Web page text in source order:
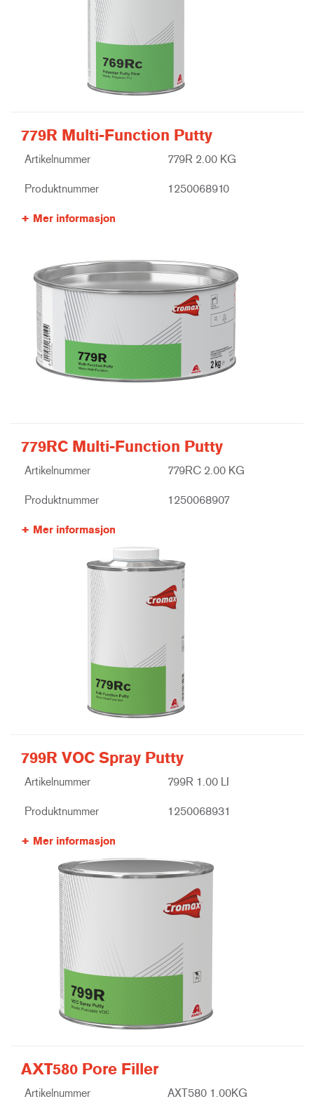
779R Multi-Function Putty
Artikelnummer 779R 2.00 KG
Produktnummer 1250068910
Mer informasjon
779RC Multi-Function Putty
Artikelnummer 779RC 2.00 KG
Produktnummer 1250068907
Mer informasjon
799R VOC Spray Putty
Artikelnummer 799R 1.00 LI
Produktnummer 1250068931
Mer informasjon
AXT580 Pore Filler
Artikelnummer AXT580 1.00KG